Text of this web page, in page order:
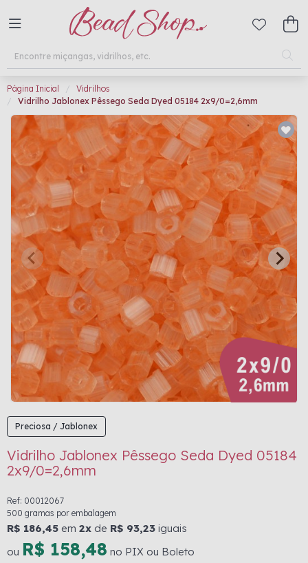
Página Inicial
Vidrilhos
Vidrilho Jablonex Pêssego Seda Dyed 05184 2x9/0=2,6mm
Preciosa / Jablonex
Vidrilho Jablonex Pêssego Seda Dyed 05184
2x9/0=2,6mm
Ref: 00012067
500 gramas por embalagem
R$ 186,45 em 2x de R$ 93,23 iguais
ou R$ 158,48 no PIX ou Boleto